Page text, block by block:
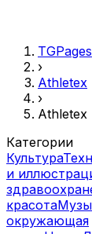
TGPages
›
Athletex
›
Категории
Культура
и
красота
окружающая